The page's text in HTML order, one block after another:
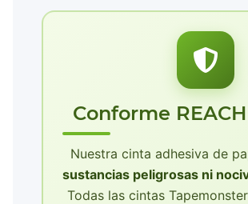
Conforme
Nuestra cinta adhesiva de
sustancias peligrosas ni
Todas las cintas